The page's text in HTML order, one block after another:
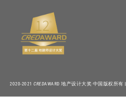
2020-2021 CREDAWARD 地产设计大奖·中国版权所有 |